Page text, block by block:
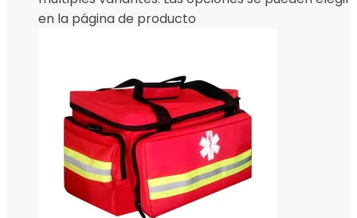
en la página de producto